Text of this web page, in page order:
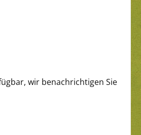
wir benachrichtigen Sie